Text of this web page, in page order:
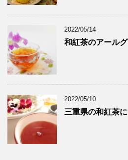
2022/05/14
和紅茶のアール
2022/05/10
三重県の和紅茶